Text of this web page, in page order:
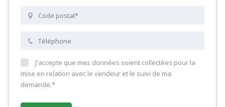
J'accepte que mes données soient collectées pour la
mise en relation avec le vendeur et le suivi de ma
demande.*